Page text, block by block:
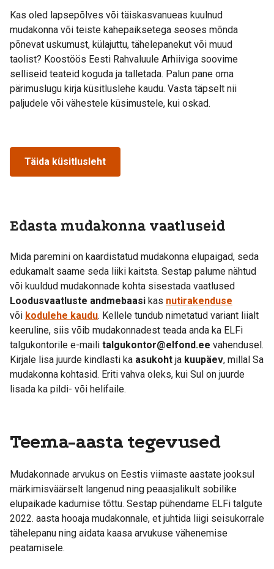
Kas oled lapsepõlves või täiskasvanueas kuulnud
mudakonna või teiste kahepaiksetega seoses mõnda
põnevat uskumust, külajuttu, tähelepanekut või muud
taolist? Koostöös Eesti Rahvaluule Arhiiviga soovime
selliseid teateid koguda ja talletada. Palun pane oma
pärimuslugu kirja küsitluslehe kaudu. Vasta täpselt nii
paljudele või vähestele küsimustele, kui oskad.
Täida küsitlusleht
Edasta mudakonna vaatluseid
Mida paremini on kaardistatud mudakonna elupaigad, seda
edukamalt saame seda liiki kaitsta. Sestap palume nähtud
või kuuldud mudakonnade kohta sisestada vaatlused
Loodusvaatluste andmebaasi kas nutirakenduse
või kodulehe kaudu. Kellele tundub nimetatud variant liialt
keeruline, siis võib mudakonnadest teada anda ka ELFi
talgukontorile e-maili talgukontor@elfond.ee vahendusel.
Kirjale lisa juurde kindlasti ka asukoht ja kuupäev, millal Sa
mudakonna kohtasid. Eriti vahva oleks, kui Sul on juurde
lisada ka pildi- või helifaile.
Teema-aasta tegevused
Mudakonnade arvukus on Eestis viimaste aastate jooksul
märkimisväärselt langenud ning peaasjalikult sobilike
elupaikade kadumise tõttu. Sestap pühendame ELFi talgute
2022. aasta hooaja mudakonnale, et juhtida liigi seisukorrale
tähelepanu ning aidata kaasa arvukuse vähenemise
peatamisele.